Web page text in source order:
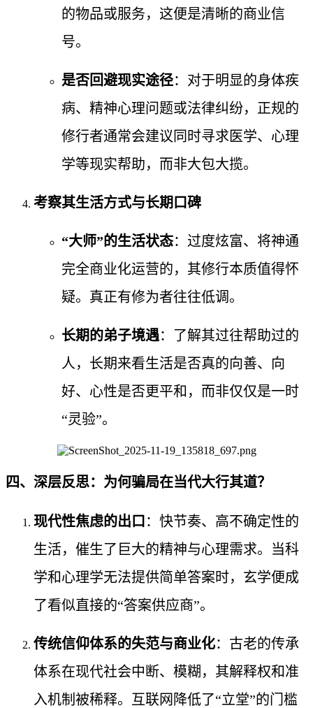
的物品或服务，这便是清晰的商业信
号。
是否回避现实途径：对于明显的身体疾
病、精神心理问题或法律纠纷，正规的
修行者通常会建议同时寻求医学、心理
学等现实帮助，而非大包大揽。
考察其生活方式与长期口碑
“大师”的生活状态：过度炫富、将神通
完全商业化运营的，其修行本质值得怀
疑。真正有修为者往往低调。
长期的弟子境遇：了解其过往帮助过的
人，长期来看生活是否真的向善、向
好、心性是否更平和，而非仅仅是一时
“灵验”。
四、深层反思：为何骗局在当代大行其道？
现代性焦虑的出口 ：快节奏、高不确定性的
生活，催生了巨大的精神与心理需求。当科
学和心理学无法提供简单答案时，玄学便成
了看似直接的“答案供应商”。
传统信仰体系的失范与商业化：古老的传承
体系在现代社会中断、模糊，其解释权和准
入机制被稀释。互联网降低了“立堂”的门槛